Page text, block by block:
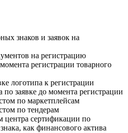
знаков и заявок на
на регистрацию
регистрации товарного
логотипа к регистрации
заявке до момента регистрации
по маркетплейсам
по тендерам
центра сертификации по
как финансового актива